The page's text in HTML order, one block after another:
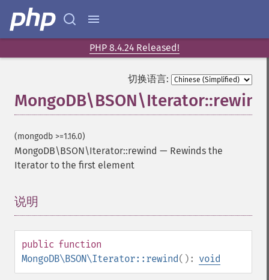
PHP 8.4.24 Released!
切换语言:
MongoDB\BSON\Iterator::rewind
(mongodb >=1.16.0)
MongoDB\BSON\Iterator::rewind — Rewinds the
Iterator to the first element
说明
public function
MongoDB\BSON\Iterator::rewind(): void